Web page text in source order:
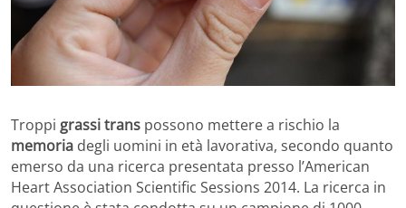
Troppi grassi trans possono mettere a rischio la
memoria degli uomini in età lavorativa, secondo quanto
emerso da una ricerca presentata presso l’American
Heart Association Scientific Sessions 2014. La ricerca in